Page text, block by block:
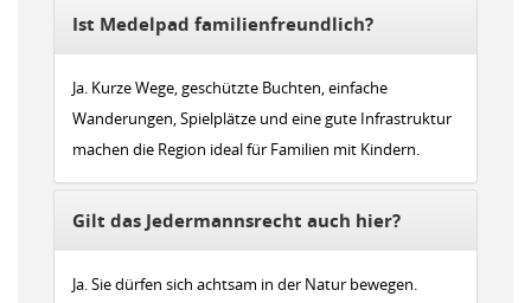
Ist Medelpad familienfreundlich?
Ja. Kurze Wege, geschützte Buchten, einfache
Wanderungen, Spielplätze und eine gute Infrastruktur
machen die Region ideal für Familien mit Kindern.
Gilt das Jedermannsrecht auch hier?
Ja. Sie dürfen sich achtsam in der Natur bewegen.